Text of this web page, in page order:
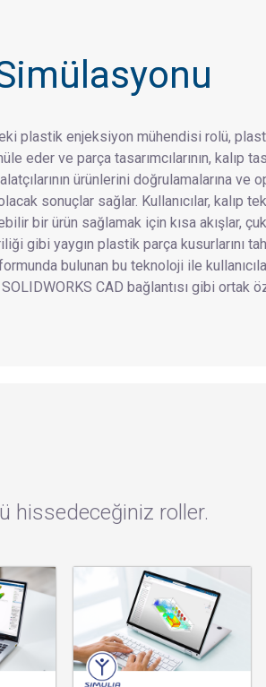
plastik enjeksiyon mühendisi rolü,
eder ve parça tasarımcılarının, kalıp
ürünlerini doğrulamalarına ve
sonuçlar sağlar. Kullanıcılar, kalıp
bir ürün sağlamak için kısa akışlar,
gibi yaygın plastik parça kusurlarını
bulunan bu teknoloji ile
CAD bağlantısı gibi ortak
hissedeceğiniz roller.